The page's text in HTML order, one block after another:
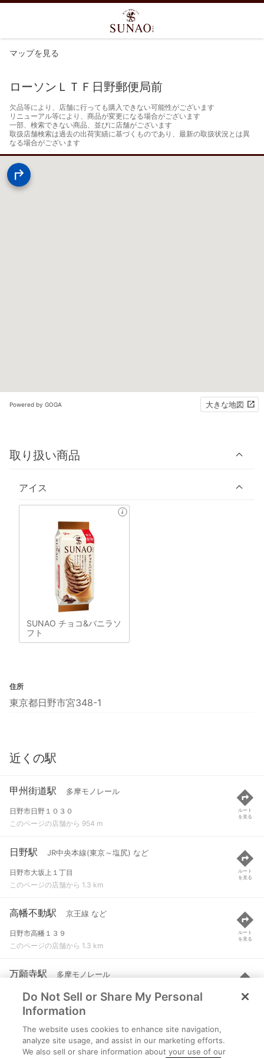
マップを見る
ローソンＬＴＦ日野郵便局前
欠品等により、店舗に行っても購入できない可能性がございます
リニューアル等により、商品が変更になる場合がございます
一部、検索できない商品、並びに店舗がございます
取扱店舗検索は過去の出荷実績に基づくものであり、最新の取扱状況とは異
なる場合がございます
Powered by GOGA 大きな地図
取り扱い商品
アイス
SUNAO チョコ&バニラソ
フト
住所
東京都日野市宮348-1
近くの駅
甲州街道駅 多摩モノレール
日野市日野１０３０
このページの店舗から 954 m
ルート
を見る
日野駅 JR中央本線(東京～塩尻) など
日野市大坂上１丁目
このページの店舗から 1.3 km
ルート
を見る
高幡不動駅 京王線 など
日野市高幡１３９
このページの店舗から 1.3 km
ルート
を見る
万願寺駅 多摩モノレール
日野市新井１２４
このページの店舗から 1.5 km
ルート
を見る
高幡不動駅 多摩モノレール
日野市高幡１３９
Do Not Sell or Share My Personal
Information
The website uses cookies to enhance site navigation,
analyze site usage, and assist in our marketing efforts.
We also sell or share information about your use of our